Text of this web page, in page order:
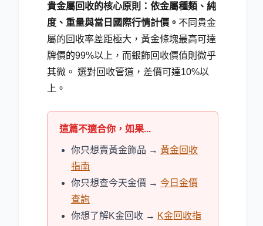
貴金屬回收的核心原則：依金屬種類、純
度、重量與當日國際行情計價。 不同貴金
屬的回收率差距極大，黃金條塊最高可達
牌價的99%以上，而銀飾回收價值則微乎
其微。 選對回收管道，差價可達10%以
上。
這篇不適合你，如果...
你只想賣黃金飾品 → 黃金回收
指南
你只想查今天金價 → 今日金價
查詢
你想了解K金回收 → K金回收指